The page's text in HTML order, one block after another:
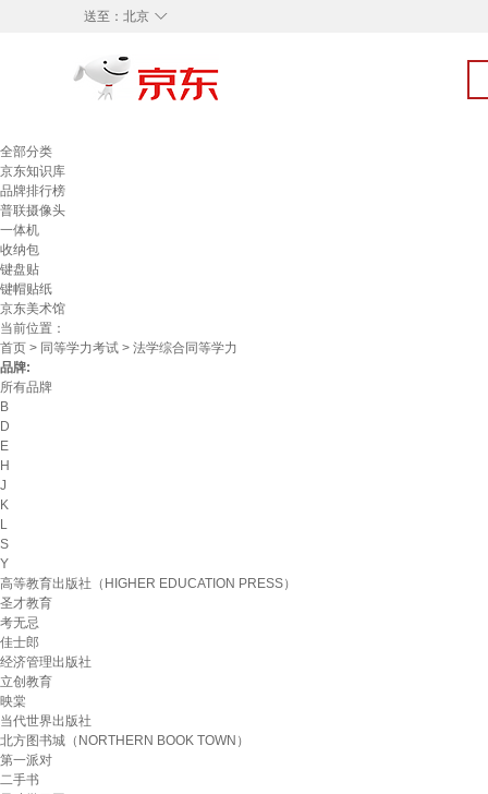
◇
送至： 北京
全部分类
京东知识库
品牌排行榜
普联摄像头
一体机
收纳包
键盘贴
键帽贴纸
京东美术馆
当前位置：
首页 > 同等学力考试 > 法学综合同等学力
品牌:
所有品牌
B
D
E
H
J
K
L
S
Y
高等教育出版社（HIGHER EDUCATION PRESS）
圣才教育
考无忌
佳士郎
经济管理出版社
立创教育
映棠
当代世界出版社
北方图书城（NORTHERN BOOK TOWN）
第一派对
二手书